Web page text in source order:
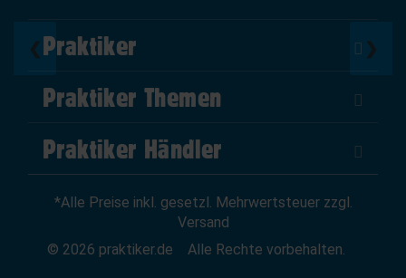
❮ ❯
Praktiker
Über Uns
Impressum
AGB
Widerrufsrecht
Praktiker Themen
DIY Helden
Marktplatz
News
Praktiker Händler
Zum Händler-Login
Affiliate Partnerprogramm
*Alle Preise inkl. gesetzl. Mehrwertsteuer zzgl.
Versand
© 2026 praktiker.de
Alle Rechte vorbehalten.